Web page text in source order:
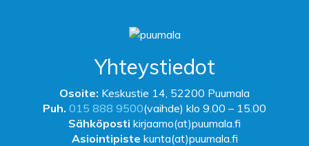
Yhteystiedot
Osoite: Keskustie 14, 52200 Puumala
Puh. 015 888 9500(vaihde) klo 9.00 – 15.00
Sähköposti kirjaamo(at)puumala.fi
Asiointipiste kunta(at)puumala.fi